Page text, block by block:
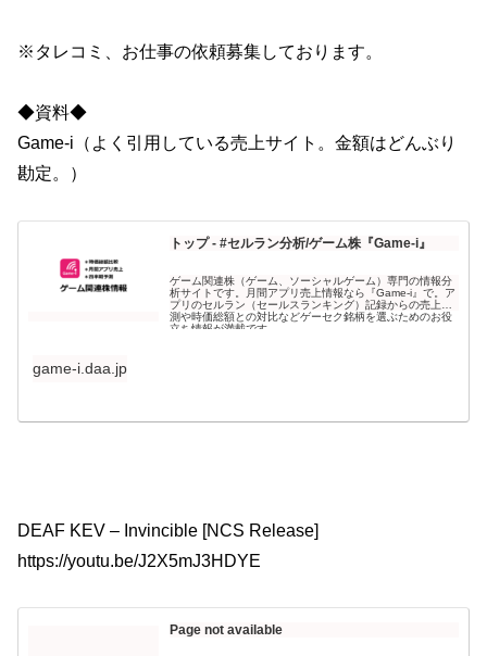
※タレコミ、お仕事の依頼募集しております。
◆資料◆
Game-i（よく引用している売上サイト。金額はどんぶり
勘定。）
トップ - #セルラン分析/ゲーム株『Game-i』
ゲーム関連株（ゲーム、ソーシャルゲーム）専門の情報分
析サイトです。月間アプリ売上情報なら『Game-i』で。ア
プリのセルラン（セールスランキング）記録からの売上予
測や時価総額との対比などゲーセク銘柄を選ぶためのお役
立ち情報が満載です。
game-i.daa.jp
DEAF KEV – Invincible [NCS Release]
https://youtu.be/J2X5mJ3HDYE​​
Page not available